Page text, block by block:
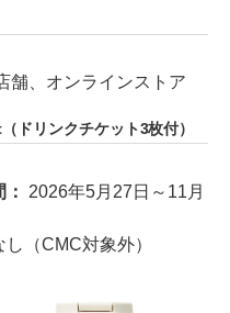
舗、オンラインストア
ドリンクチケット3枚付）
2026年5月27日～11月
（CMC対象外）